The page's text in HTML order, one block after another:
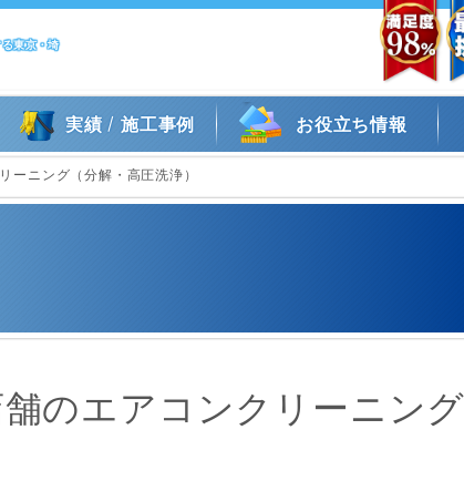
東京・埼
実績/ 施工事例 お役立ち情報
ーニング（分解・高圧洗浄）
のエアコンクリーニン